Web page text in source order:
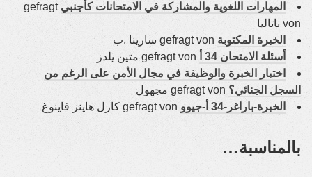
المهارات اللغوية والمشاركة في الامتحانات كأجنبي gefragt
von ناتاليا
الخبرة المكتوبة
أسئلة الامتحان 34 أ
اختبار الخبرة والوظيفة في مجال الأمن على الرغم من
السجل الجنائي؟
الخبرة-باراغر-34 أ‑جيوو
بالمناسبة…